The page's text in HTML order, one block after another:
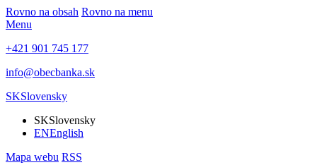
Rovno na obsah Rovno na menu
Menu
+421 901 745 177
info@obecbanka.sk
SKSlovensky
SKSlovensky
ENEnglish
Mapa webu RSS